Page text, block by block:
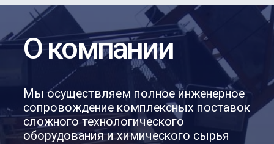
02
безопасности цепи поставок ГОСТ
ИСО 28001, система менеджмента
качества услуг ГОСТ Р ИСО ТУ
29001-2007, система менеджмента
охраны здоровья и безопасности
труда ГОСТ Р ИСО 45001-2020.